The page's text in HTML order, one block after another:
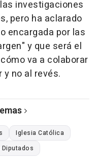
investigaciones
pero ha aclarado
encargada por las
y que será el
va a colaborar
no al revés.
Iglesia Católica